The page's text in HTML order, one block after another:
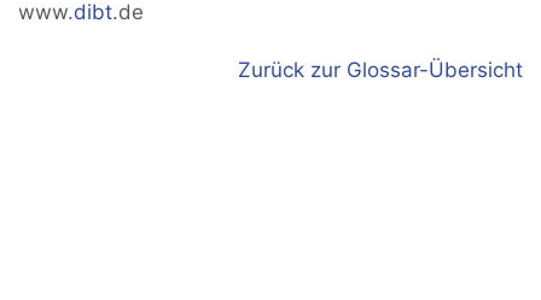
www.dibt.de
Zurück zur Glossar-Übersicht